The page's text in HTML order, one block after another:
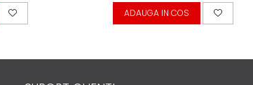
ADAUGA IN COS